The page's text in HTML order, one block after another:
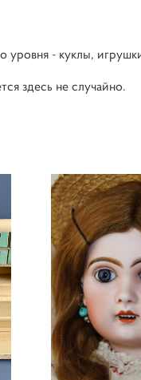
уровня - куклы,
здесь не случайно.